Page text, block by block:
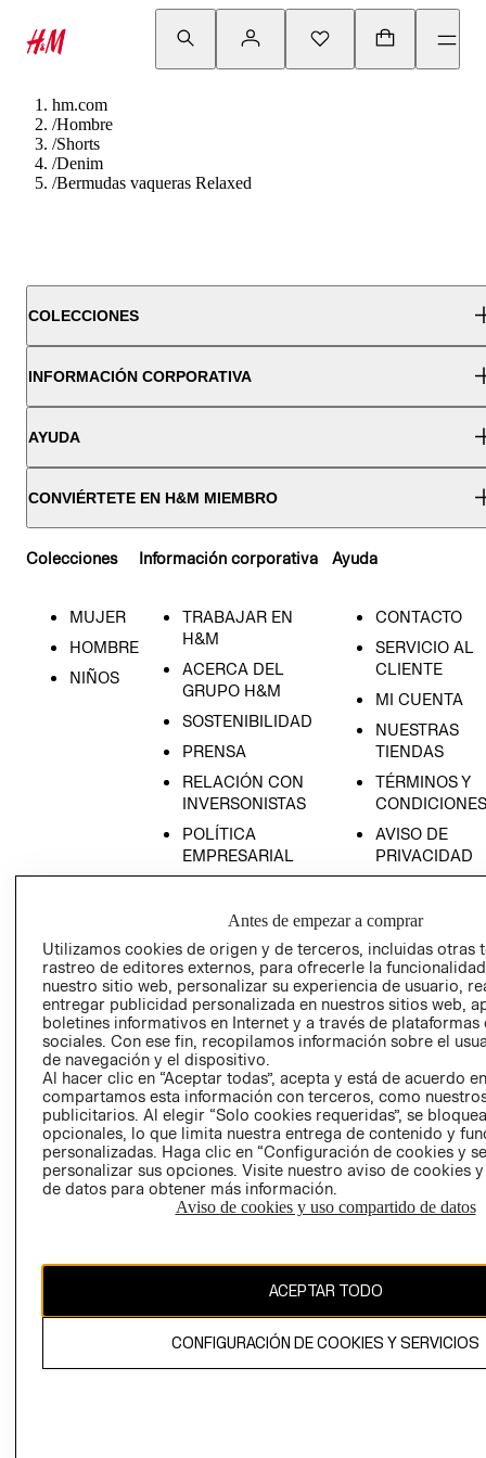
hm.com
/Hombre
/Shorts
/Denim
/Bermudas vaqueras Relaxed
COLECCIONES
INFORMACIÓN CORPORATIVA
AYUDA
CONVIÉRTETE EN H&M MIEMBRO
Colecciones
MUJER
HOMBRE
NIÑOS
Información corporativa
TRABAJAR EN
H&M
ACERCA DEL
GRUPO H&M
SOSTENIBILIDAD
PRENSA
RELACIÓN CON
INVERSONISTAS
POLÍTICA
EMPRESARIAL
Ayuda
CONTACTO
SERVICIO AL
CLIENTE
MI CUENTA
NUESTRAS
TIENDAS
TÉRMINOS Y
CONDICIONES
AVISO DE
PRIVACIDAD
AVISO DE
LIBRO DE
Ecuador ($)
CAMBIAR REGIÓN
propiedad de H&M Hennes & Mauritz AB.
Antes de empezar a comprar
Utilizamos cookies de origen y de terceros, incluidas otras
rastreo de editores externos, para ofrecerle la
nuestro sitio web, personalizar su experiencia de usuario,
entregar publicidad personalizada en nuestros sitios web,
boletines informativos en Internet y a través de plataformas
sociales. Con ese fin, recopilamos información sobre el
de navegación y el dispositivo.
Al hacer clic en “Aceptar todas”, acepta y está de acuerdo
compartamos esta información con terceros, como
publicitarios. Al elegir “Solo cookies requeridas”, se
opcionales, lo que limita nuestra entrega de contenido y
personalizadas. Haga clic en “Configuración de cookies y
personalizar sus opciones. Visite nuestro aviso de cookies
de datos para obtener más información.
Aviso de cookies y uso compartido de datos
ACEPTAR TODO
CONFIGURACIÓN DE COOKIES Y SERVICIOS